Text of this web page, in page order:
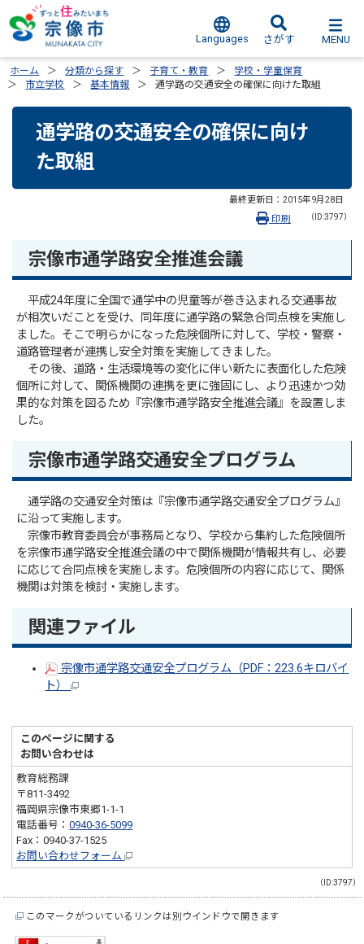
Languages さがす MENU
ホーム 分類から探す 子育て・教育
学校・学童保育
市立学校
基本情報 通学路の交通安全の確保に向けた取組
通学路の交通安全の確保に向け
た取組
最終更新日： 2015年9月28日
（ID:3797）
印刷
宗像市通学路安全推進会議
平成24年度に全国で通学中の児童等が巻き込まれる交通事故
が相次いだことを受け、同年度に通学路の緊急合同点検を実施し
ました。そこで明らかになった危険個所に対して、学校・警察・
道路管理者が連携し安全対策を実施してきました。
その後、道路・生活環境等の変化に伴い新たに表面化した危険
個所に対して、関係機関の連携を更に強固にし、より迅速かつ効
果的な対策を図るため『宗像市通学路安全推進会議』を設置しま
した。
宗像市通学路交通安全プログラム
通学路の交通安全対策は『宗像市通学路交通安全プログラム』
に沿って実施します。
宗像市教育委員会が事務局となり、学校から集約した危険個所
を宗像市通学路安全推進会議の中で関係機関が情報共有し、必要
に応じて合同点検を実施します。危険個所の内容に応じて、関係
機関は対策を検討・実施します。
関連ファイル
宗像市通学路交通安全プログラム（PDF：223.6キロバイ
ト）
このページに関する
お問い合わせは
教育総務課
〒811-3492
福岡県宗像市東郷1-1-1
電話番号：0940-36-5099
Fax：0940-37-1525
お問い合わせフォーム
（ID:3797）
このマークがついているリンクは別ウインドウで開きます